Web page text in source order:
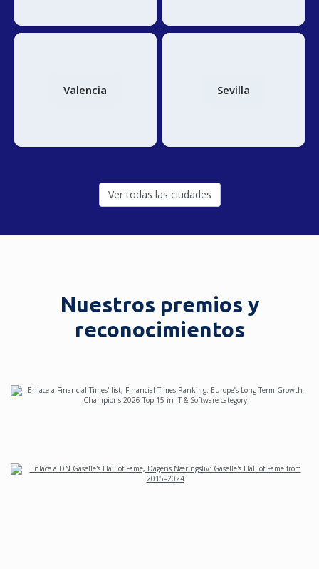
Valencia Sevilla
Ver todas las ciudades
Nuestros premios y
reconocimientos